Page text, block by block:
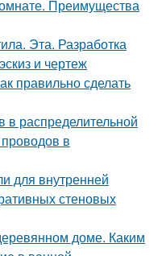
Преимущества
Эта. Разработка
и чертеж
правильно сделать
распределительной
в
для внутренней
стеновых
доме. Каким